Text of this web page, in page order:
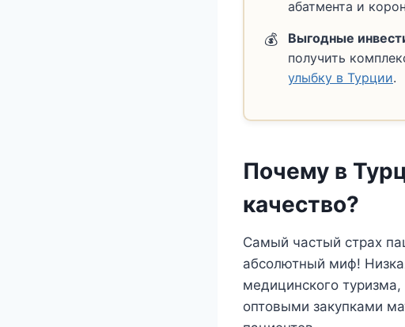
абатмента и
Выгодные
получить
улыбку в Турции.
Почему в
качество?
Самый частый страх
абсолютный миф!
медицинского
оптовыми закупками